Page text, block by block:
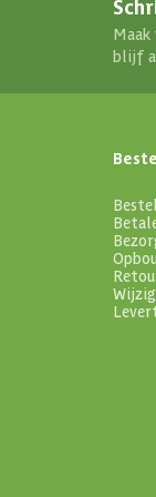
blijf